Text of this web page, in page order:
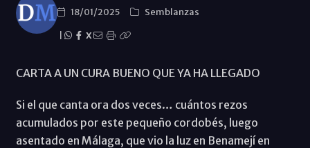
18/01/2025
Semblanzas
X
CARTA A UN CURA BUENO QUE YA HA LLEGADO
Si el que canta ora dos veces… cuántos rezos
acumulados por este pequeño cordobés, luego
asentado en Málaga, que vio la luz en Benamejí en